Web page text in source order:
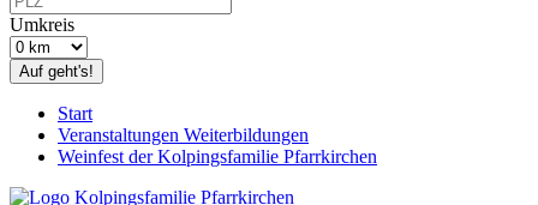
Umkreis
Auf geht's!
Start
Veranstaltungen Weiterbildungen
Weinfest der Kolpingsfamilie Pfarrkirchen